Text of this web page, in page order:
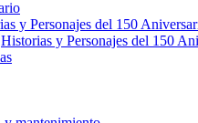
y Personajes del 150
Historias y Personajes del 150